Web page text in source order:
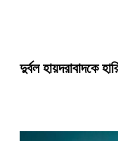
দুর্বল হায়দরাবাদকে